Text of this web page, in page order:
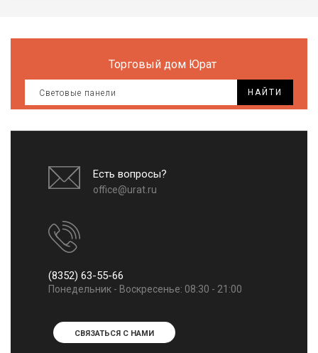
Торговый дом Юрат
НАЙТИ
Есть вопросы?
office@urat.ru
(8352) 63-55-66
Понедельник - Воскресенье: 08:30 - 21:00
СВЯЗАТЬСЯ С НАМИ